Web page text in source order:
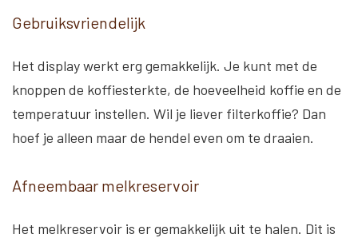
Gebruiksvriendelijk
Het display werkt erg gemakkelijk. Je kunt met de
knoppen de koffiesterkte, de hoeveelheid koffie en de
temperatuur instellen. Wil je liever filterkoffie? Dan
hoef je alleen maar de hendel even om te draaien.
Afneembaar melkreservoir
Het melkreservoir is er gemakkelijk uit te halen. Dit is